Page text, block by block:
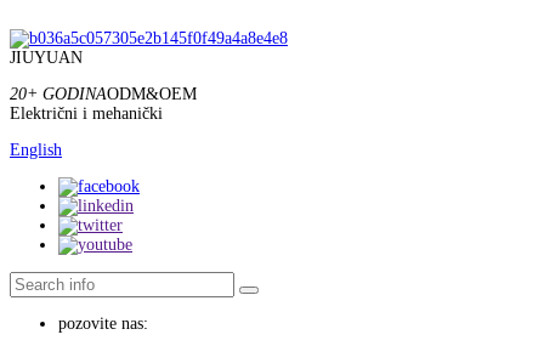
JIUYUAN
20+ GODINAODM&OEM
Električni i mehanički
English
pozovite nas: